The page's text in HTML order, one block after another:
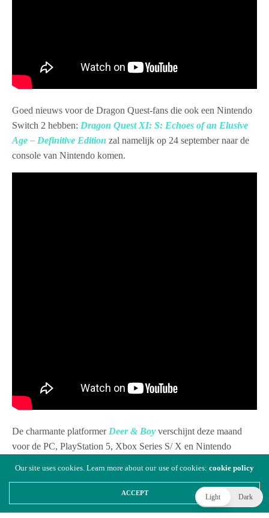
Goed nieuws voor de Dragon Quest-fans die ook een Nintendo
Switch 2 hebben: Dragon Quest XI: S: Echoes of an Elusive
Age – Definitive Edition zal namelijk op 24 september naar de
console van Nintendo komen.
De charmante platformerDeer & Boy verschijnt deze maand
voor de PC, PlayStation 5, Xbox Series S/ X en Nintendo
Light Dark
Our site uses cookies. Learn more about our use of cookies: cookie policy
ACCEPT